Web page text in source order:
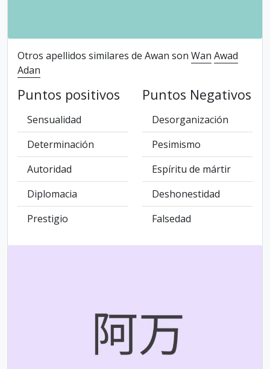
Otros apellidos similares de Awan son Wan Awad
Adan
Puntos positivos
Sensualidad
Determinación
Autoridad
Diplomacia
Prestigio
Puntos Negativos
Desorganización
Pesimismo
Espíritu de mártir
Deshonestidad
Falsedad